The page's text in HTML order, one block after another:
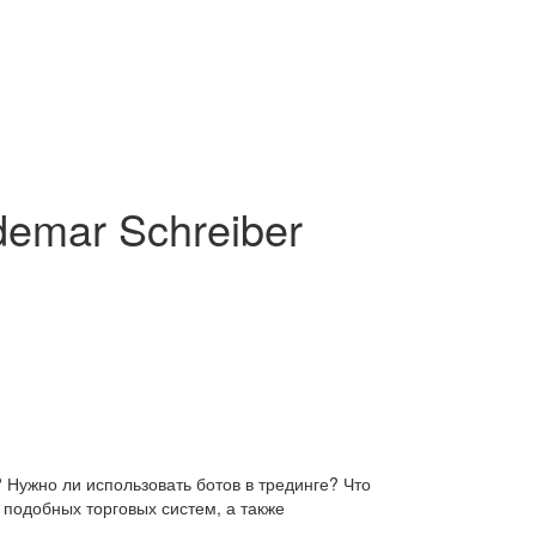
Schreiber
ли использовать ботов в трединге? Что
торговых систем, а также